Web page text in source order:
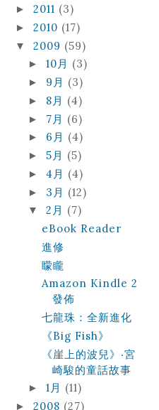
►2011 (3)
►2010 (17)
▼2009 (59)
►10月 (3)
► 9月 (3)
► 8月 (4)
► 7月 (6)
► 6月 (4)
►5月 (5)
►4月 (4)
► 3月 (12)
▼2月 (7)
eBook Reader
進修
矇矓
Amazon Kindle 2
發佈
七龍珠：全新進化
《Big Fish》
《崖上的波兒》‧宮
崎駿的童話故事
►1月 (11)
►2008 (27)